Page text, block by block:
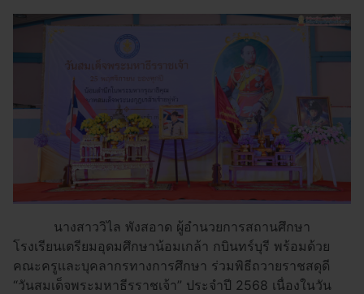
นางสาววิไล พังสอาด ผู้อำนวยการสถานศึกษา
โรงเรียนเตรียมอุดมศึกษาน้อมเกล้า กบินทร์บุรี พร้อมด้วย
คณะครูเเละบุคลากรทางการศึกษา ร่วมพิธีถวายราชสดุดี
“วันสมเด็จพระมหาธีรราชเจ้า” ประจำปี 2568 เนื่องในวัน